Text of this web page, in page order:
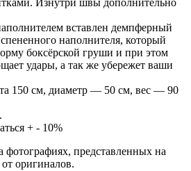
Изнутри швы дополнительно
вставлен демпферный
наполнителя, который
боксёрской груши и при этом
удары, а так же убережет ваши
150 см, диаметр — 50 см, вес — 90
+ - 10%
фотографиях, представленных на
от оригиналов.